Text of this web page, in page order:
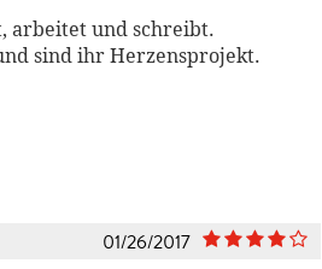
arbeitet und schreibt.
sind ihr Herzensprojekt.
01/26/2017